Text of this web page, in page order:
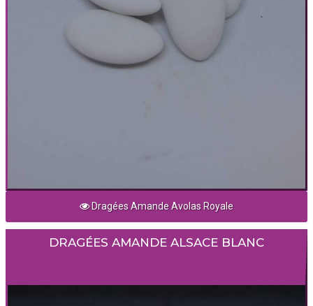
Dragées Amande Avolas Royale
DRAGÉES AMANDE ALSACE BLANC